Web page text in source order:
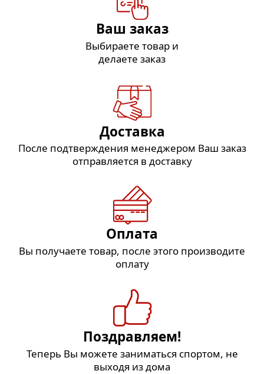
Ваш заказ
Выбираете товар и
делаете заказ
Доставка
После подтверждения менеджером Ваш заказ
отправляется в доставку
Оплата
Вы получаете товар, после этого производите
оплату
Поздравляем!
Теперь Вы можете заниматься спортом, не
выходя из дома